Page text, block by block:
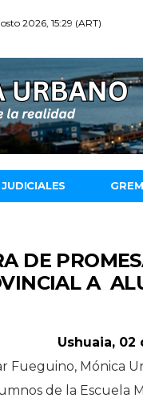
2026, 15:29 (ART)
JUDICIALES
DE
A
Ushuaia, 02
Fueguino, Mónica
de la Escuela